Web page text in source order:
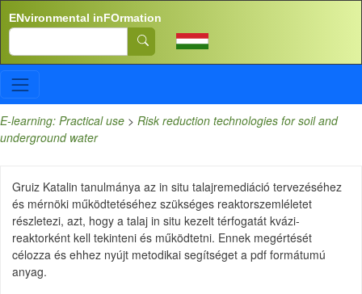
ENvironmental inFOrmation
Search
E-learning: Practical use > Risk reduction technologies for soil and
underground water
Gruiz Katalin tanulmánya az in situ talajremediáció tervezéséhez
és mérnöki működtetéséhez szükséges reaktorszemléletet
részletezi, azt, hogy a talaj in situ kezelt térfogatát kvázi-
reaktorként kell tekinteni és működtetni. Ennek megértését
célozza és ehhez nyújt metodikai segítséget a pdf formátumú
anyag.